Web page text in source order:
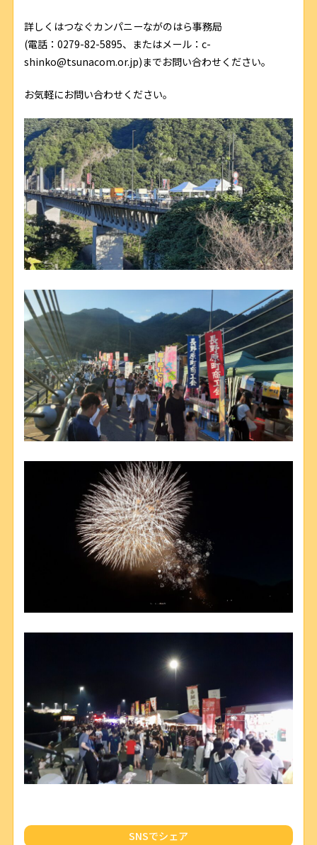
詳しくはつなぐカンパニーながのはら事務局
(電話： 0279-82-5895、またはメール： c-
shinko@tsunacom.or.jp)までお問い合わせください。
お気軽にお問い合わせください。
SNSでシェア